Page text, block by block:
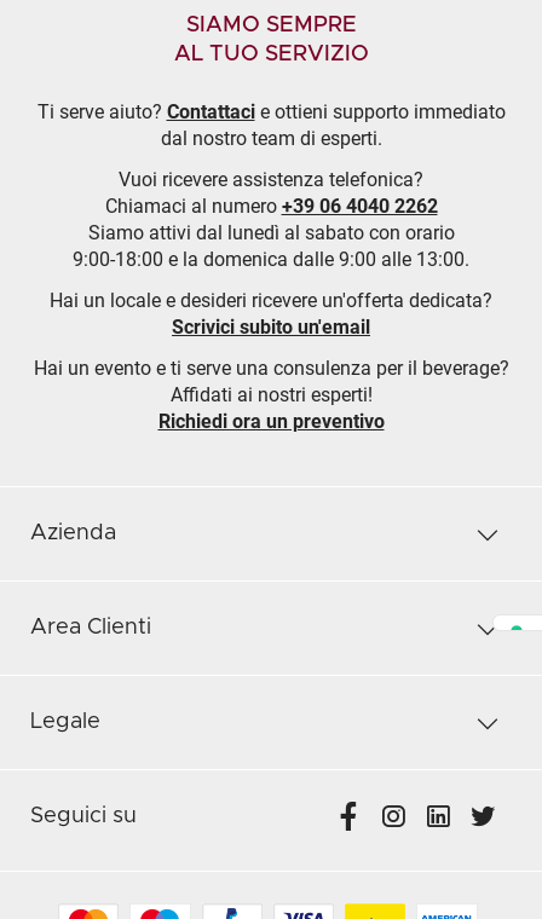
SIAMO SEMPRE
AL TUO SERVIZIO
Ti serve aiuto? Contattacie ottieni supporto immediato
dal nostro team di esperti.
Vuoi ricevere assistenza telefonica?
Chiamaci al numero +39 06 4040 2262
Siamo attivi dal lunedì al sabato con orario
9:00-18:00 e la domenica dalle 9:00 alle 13:00.
Hai un locale e desideri ricevere un'offerta dedicata?
Scrivici subito un'email
Hai un evento e ti serve una consulenza per il beverage?
Affidati ai nostri esperti!
Richiedi ora un preventivo
Azienda
Area Clienti
Legale
Seguici su